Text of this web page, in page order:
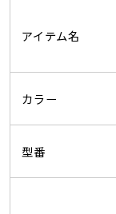
アイテム名
カラー
型番